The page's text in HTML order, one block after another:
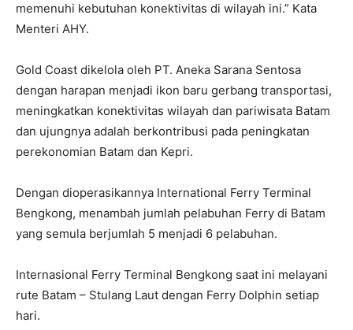
memenuhi kebutuhan konektivitas di wilayah ini.” Kata
Menteri AHY.
Gold Coast dikelola oleh PT. Aneka Sarana Sentosa
dengan harapan menjadi ikon baru gerbang transportasi,
meningkatkan konektivitas wilayah dan pariwisata Batam
dan ujungnya adalah berkontribusi pada peningkatan
perekonomian Batam dan Kepri.
Dengan dioperasikannya International Ferry Terminal
Bengkong, menambah jumlah pelabuhan Ferry di Batam
yang semula berjumlah 5 menjadi 6 pelabuhan.
Internasional Ferry Terminal Bengkong saat ini melayani
rute Batam – Stulang Laut dengan Ferry Dolphin setiap
hari.